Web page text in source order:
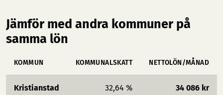
Jämför med andra kommuner på
samma lön
KOMMUN KOMMUNALSKATT NETTOLÖN/MÅNAD
Kristianstad 32,64 % 34 086 kr